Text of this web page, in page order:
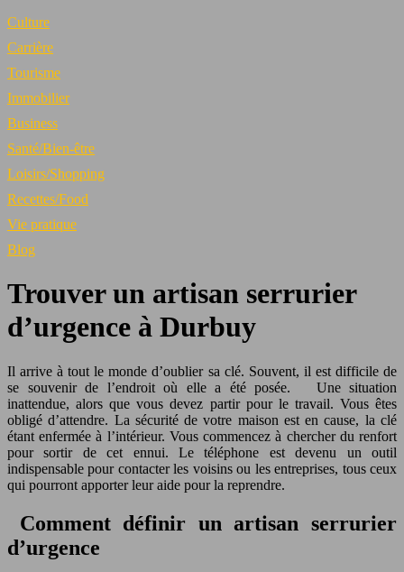
Culture
Carrière
Tourisme
Immobilier
Business
Santé/Bien-être
Loisirs/Shopping
Recettes/Food
Vie pratique
Blog
Trouver un artisan serrurier
d’urgence à Durbuy
Il arrive à tout le monde d’oublier sa clé. Souvent, il est difficile de
se souvenir de l’endroit où elle a été posée. Une situation
inattendue, alors que vous devez partir pour le travail. Vous êtes
obligé d’attendre. La sécurité de votre maison est en cause, la clé
étant enfermée à l’intérieur. Vous commencez à chercher du renfort
pour sortir de cet ennui. Le téléphone est devenu un outil
indispensable pour contacter les voisins ou les entreprises, tous ceux
qui pourront apporter leur aide pour la reprendre.
Comment définir un artisan serrurier
d’urgence